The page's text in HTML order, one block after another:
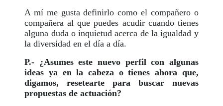
A mí me gusta definirlo como el compañero o
compañera al que puedes acudir cuando tienes
alguna duda o inquietud acerca de la igualdad y
la diversidad en el día a día.
P.- ¿Asumes este nuevo perfil con algunas
ideas ya en la cabeza o tienes ahora que,
digamos, resetearte para buscar nuevas
propuestas de actuación?